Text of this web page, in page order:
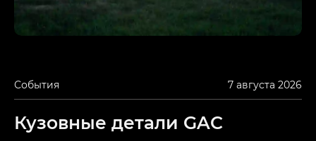
События 7 августа 2026
Кузовные детали GAC